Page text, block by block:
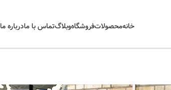
خانهمحصولاتفروشگاهوبلاگتماس با مادرباره ما